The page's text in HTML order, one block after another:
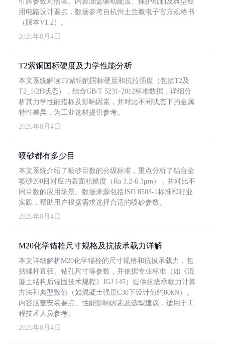
用电路设计要点，数据参考自杭州士兰微电子官方规格书
（版本V1.2）。
2026年8月4日
T2紫铜国标硬度及力学性能分析
本文系统解读T2紫铜的国标硬度和抗拉强度（包括T2及
T2_1/2H状态），结合GB/T 5231-2012标准数据，详细分
析其力学性能指标及影响因素，并对比不同状态下的金属
特性差异，为工业选材提供参考。
2026年8月4日
喷砂都有多少目
本文系统介绍了喷砂目数的分级标准，重点分析了铝合金
喷砂200目对应的表面粗糙度（Ra 3.2-6.3μm），并对比不
同目数的应用场景。数据来源包括ISO 8503-1标准和行业
实践，帮助用户根据需求选择合适的喷砂参数。
2026年8月4日
M20化学锚栓尺寸规格及抗拔承载力详解
本文详细解析M20化学锚栓的尺寸规格和抗拔承载力，包
括螺杆直径、钻孔尺寸等参数，并依据专业标准（如《混
凝土结构后锚固技术规程》JGJ 145）提供抗拔承载力计算
方法和典型数值（如混凝土强度C30下设计值约80kN）。
内容涵盖安装要点、性能影响因素及选型建议，适用于工
程技术人员参考。
2026年8月4日